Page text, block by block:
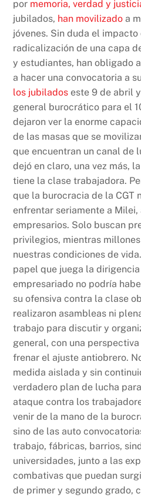
por memoria, verdad y
jubilados, han movilizado a
jóvenes. Sin duda el
radicalización de una capa
y estudiantes, han obligado
a hacer una convocatoria a
los jubilados este 9 de abril
general burocrático para el
dejaron ver la enorme
de las masas que se
que encuentran un canal de
dejó en claro, una vez más,
tiene la clase trabajadora.
que la burocracia de la CGT
enfrentar seriamente a
empresarios. Solo buscan
privilegios, mientras
nuestras condiciones de
papel que juega la dirigencia
empresariado no podría
su ofensiva contra la clase
realizaron asambleas ni
trabajo para discutir y
general, con una
frenar el ajuste antiobrero.
medida aislada y sin
verdadero plan de lucha
ataque contra los
venir de la mano de la
sino de las auto
trabajo, fábricas, barrios,
universidades, junto a las
combativas que puedan
de primer y segundo grado,